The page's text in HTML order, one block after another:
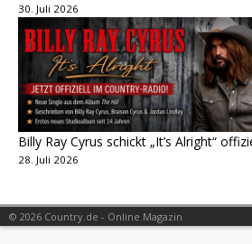
30. Juli 2026
Billy Ray Cyrus schickt „It’s Alright“
28. Juli 2026
© 2026 Country.de - Online Magazin